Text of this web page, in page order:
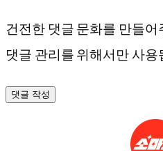
건전한 댓글 문화를 만들
댓글 관리를 위해서만 사용
댓글 작성